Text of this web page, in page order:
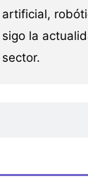
artificial,
sigo la
sector.